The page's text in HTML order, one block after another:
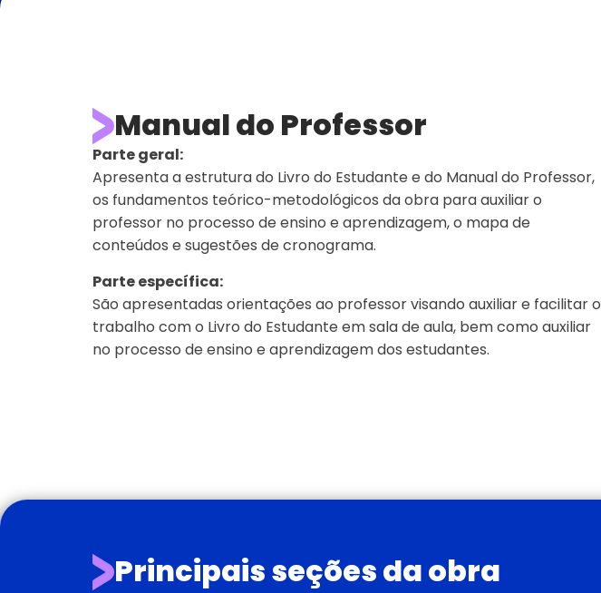
Manual do Professor
Parte geral:
Apresenta a estrutura do Livro do Estudante e do Manual do Professor,
os fundamentos teórico-metodológicos da obra para auxiliar o
professor no processo de ensino e aprendizagem, o mapa de
conteúdos e sugestões de cronograma.
Parte específica:
São apresentadas orientações ao professor visando auxiliar e facilitar o
trabalho com o Livro do Estudante em sala de aula, bem como auxiliar
no processo de ensino e aprendizagem dos estudantes.
Principais seções da obra